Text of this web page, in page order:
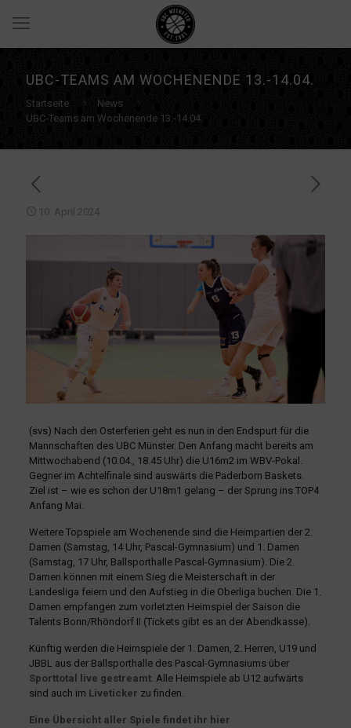
UBC-TEAMS AM WOCHENENDE 13.-14.04.
Startseite
News
UBC-Teams am Wochenende 13.-14.04.
10. April 2024
(svs) Nach den Osterferien geht es nun in den Endspurt für die
Mannschaften des UBC Münster. Den Anfang macht bereits am
Mittwochabend (10.04., 18.45 Uhr) die U16m2 im WBV-Pokal.
Gegner im Achtelfinale sind auswärts die Paderborn Baskets.
Ziel ist – wie es schon der U18m1 gelang – der Sprung ins TOP4
Anfang Mai.
Weitere Topspiele am Wochenende sind die Heimpartien der 2.
Damen (Samstag, 14 Uhr, Pascal-Gymnasium) und 1. Damen
(Samstag, 17 Uhr, Ballsporthalle Pascal-Gymnasium). Die 2.
Damen können mit einem Sieg die Meisterschaft in der
Landesliga feiern und den Aufstieg in die Oberliga buchen. Die 1.
Damen empfangen zum vorletzten Heimspiel der Saison die
Talents Bonn/Rhöndorf II (Tickets gibt es an der Abendkasse).
Künftig werden die Heimspiele der 1. Damen, 2. Herren, U19 und
JBBL aus der Ballsporthalle des Pascal-Gymnasiums über
Sporttotal live gestreamt. Alle Heimspiele ab U12 aufwärts
sind auch im Liveticker zu finden.
Eine Übersicht aller Spiele findet ihr hier